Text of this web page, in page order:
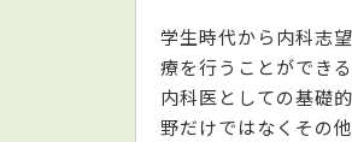
学生時代から内科志
療を行うことができ
内科医としての基礎
野だけではなくその